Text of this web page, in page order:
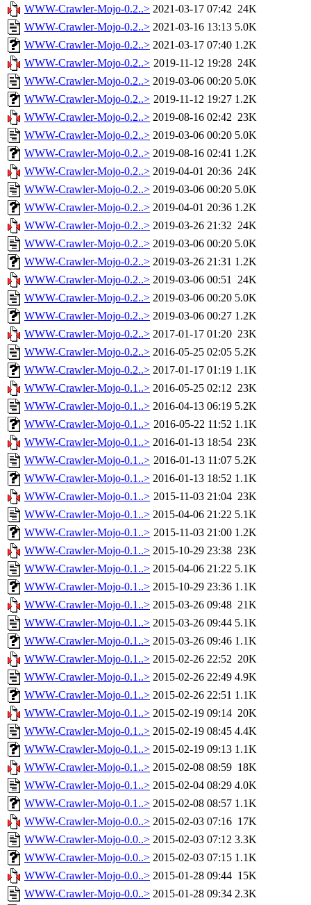
WWW-Crawler-Mojo-0.2..> 2021-03-17 07:42 24K
WWW-Crawler-Mojo-0.2..> 2021-03-16 13:13 5.0K
WWW-Crawler-Mojo-0.2..> 2021-03-17 07:40 1.2K
WWW-Crawler-Mojo-0.2..> 2019-11-12 19:28 24K
WWW-Crawler-Mojo-0.2..> 2019-03-06 00:20 5.0K
WWW-Crawler-Mojo-0.2..> 2019-11-12 19:27 1.2K
WWW-Crawler-Mojo-0.2..> 2019-08-16 02:42 23K
WWW-Crawler-Mojo-0.2..> 2019-03-06 00:20 5.0K
WWW-Crawler-Mojo-0.2..> 2019-08-16 02:41 1.2K
WWW-Crawler-Mojo-0.2..> 2019-04-01 20:36 24K
WWW-Crawler-Mojo-0.2..> 2019-03-06 00:20 5.0K
WWW-Crawler-Mojo-0.2..> 2019-04-01 20:36 1.2K
WWW-Crawler-Mojo-0.2..> 2019-03-26 21:32 24K
WWW-Crawler-Mojo-0.2..> 2019-03-06 00:20 5.0K
WWW-Crawler-Mojo-0.2..> 2019-03-26 21:31 1.2K
WWW-Crawler-Mojo-0.2..> 2019-03-06 00:51 24K
WWW-Crawler-Mojo-0.2..> 2019-03-06 00:20 5.0K
WWW-Crawler-Mojo-0.2..> 2019-03-06 00:27 1.2K
WWW-Crawler-Mojo-0.2..> 2017-01-17 01:20 23K
WWW-Crawler-Mojo-0.2..> 2016-05-25 02:05 5.2K
WWW-Crawler-Mojo-0.2..> 2017-01-17 01:19 1.1K
WWW-Crawler-Mojo-0.1..> 2016-05-25 02:12 23K
WWW-Crawler-Mojo-0.1..> 2016-04-13 06:19 5.2K
WWW-Crawler-Mojo-0.1..> 2016-05-22 11:52 1.1K
WWW-Crawler-Mojo-0.1..> 2016-01-13 18:54 23K
WWW-Crawler-Mojo-0.1..> 2016-01-13 11:07 5.2K
WWW-Crawler-Mojo-0.1..> 2016-01-13 18:52 1.1K
WWW-Crawler-Mojo-0.1..> 2015-11-03 21:04 23K
WWW-Crawler-Mojo-0.1..> 2015-04-06 21:22 5.1K
WWW-Crawler-Mojo-0.1..> 2015-11-03 21:00 1.2K
WWW-Crawler-Mojo-0.1..> 2015-10-29 23:38 23K
WWW-Crawler-Mojo-0.1..> 2015-04-06 21:22 5.1K
WWW-Crawler-Mojo-0.1..> 2015-10-29 23:36 1.1K
WWW-Crawler-Mojo-0.1..> 2015-03-26 09:48 21K
WWW-Crawler-Mojo-0.1..> 2015-03-26 09:44 5.1K
WWW-Crawler-Mojo-0.1..> 2015-03-26 09:46 1.1K
WWW-Crawler-Mojo-0.1..> 2015-02-26 22:52 20K
WWW-Crawler-Mojo-0.1..> 2015-02-26 22:49 4.9K
WWW-Crawler-Mojo-0.1..> 2015-02-26 22:51 1.1K
WWW-Crawler-Mojo-0.1..> 2015-02-19 09:14 20K
WWW-Crawler-Mojo-0.1..> 2015-02-19 08:45 4.4K
WWW-Crawler-Mojo-0.1..> 2015-02-19 09:13 1.1K
WWW-Crawler-Mojo-0.1..> 2015-02-08 08:59 18K
WWW-Crawler-Mojo-0.1..> 2015-02-04 08:29 4.0K
WWW-Crawler-Mojo-0.1..> 2015-02-08 08:57 1.1K
WWW-Crawler-Mojo-0.0..> 2015-02-03 07:16 17K
WWW-Crawler-Mojo-0.0..> 2015-02-03 07:12 3.3K
WWW-Crawler-Mojo-0.0..> 2015-02-03 07:15 1.1K
WWW-Crawler-Mojo-0.0..> 2015-01-28 09:44 15K
WWW-Crawler-Mojo-0.0..> 2015-01-28 09:34 2.3K